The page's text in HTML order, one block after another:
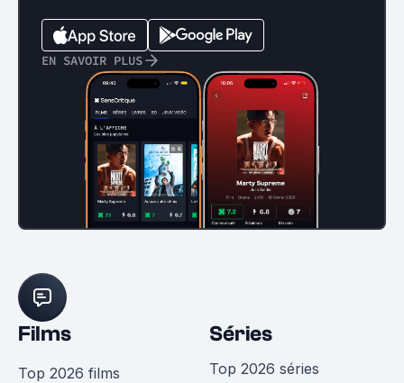
EN SAVOIR PLUS
Films
Top 2026 films
Séries
Top 2026 séries